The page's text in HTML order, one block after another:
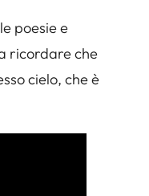
poesie e
ricordare che
cielo, che è